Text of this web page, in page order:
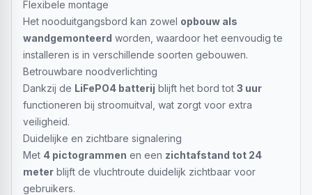
Flexibele montage
Het nooduitgangsbord kan zowel opbouw als
wandgemonteerd worden, waardoor het eenvoudig te
installeren is in verschillende soorten gebouwen.
Betrouwbare noodverlichting
Dankzij de LiFePO4 batterij blijft het bord tot 3 uur
functioneren bij stroomuitval, wat zorgt voor extra
veiligheid.
Duidelijke en zichtbare signalering
Met 4 pictogrammen en een zichtafstand tot 24
meter blijft de vluchtroute duidelijk zichtbaar voor
gebruikers.